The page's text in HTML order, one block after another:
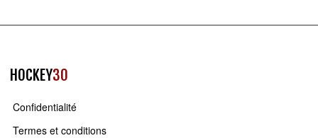
HOCKEY30
Confidentialité
Termes et conditions